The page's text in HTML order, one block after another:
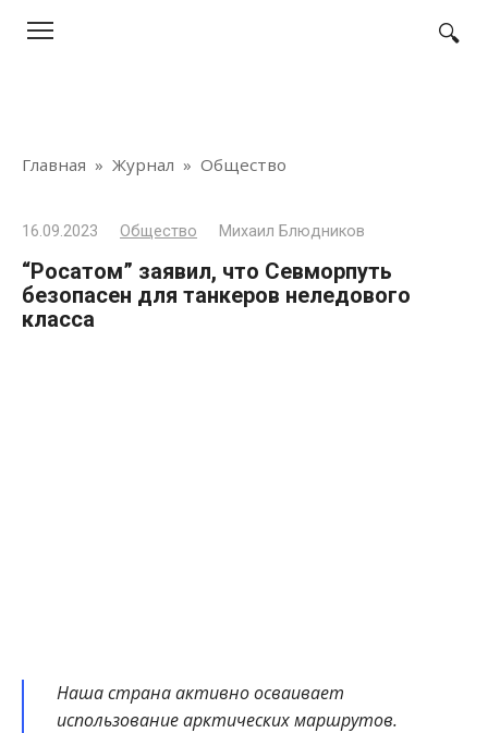
Главная » Журнал » Общество
16.09.2023 Общество Михаил Блюдников
“Росатом” заявил, что Севморпуть
безопасен для танкеров неледового
класса
Наша страна активно осваивает
использование арктических маршрутов.